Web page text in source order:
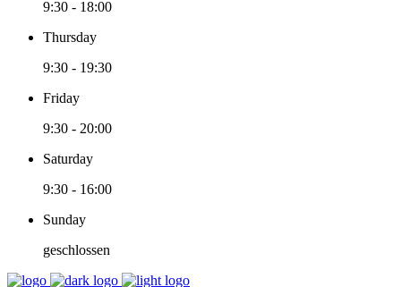
9:30 - 18:00
Thursday
9:30 - 19:30
Friday
9:30 - 20:00
Saturday
9:30 - 16:00
Sunday
geschlossen